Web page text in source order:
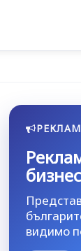
бизнес
видимо